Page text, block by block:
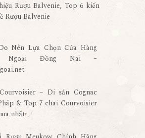
Rượu Balvenie, Top 6 kiến
Rượu Balvenie
Nên Lựa Chọn Cửa Hàng
Ngoại Đồng Nai –
– Di sản Cognac
& Top 7 chai Courvoisier
nhất